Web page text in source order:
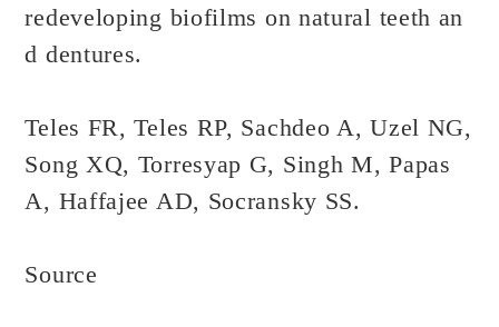
redeveloping biofilms on natural teeth an
d dentures.
Teles FR, Teles RP, Sachdeo A, Uzel NG,
Song XQ, Torresyap G, Singh M, Papas
A, Haffajee AD, Socransky SS.
Source